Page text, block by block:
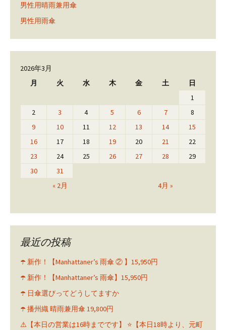
男性用晴雨兼用傘
男性用雨傘
2026年3月
月
火 水 木 金 土 日
« 2月 4月 »
1
2
3 4 5 6 7
8
9
10 11 12 13 14
15
16
17 18 19 20 21
22
23
24 25 26 27 28
29
30
31
最近の投稿
☂️ 新作！【Manhattaner’s 雨傘 ② 】15,950円
☂️ 新作！【Manhattaner’s 雨傘】15,950円
☂️ 日傘選びってどうしてますか
☂️ 播州織 晴雨兼用傘 19,800円
⚠️【本日の営業は16時までです】 ⭐️【本日18時より、元町